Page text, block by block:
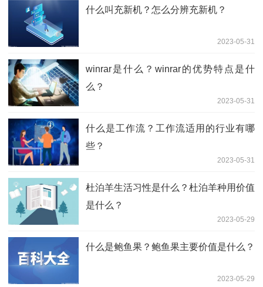
什么叫充新机？怎么分辨充新机？
2023-05-31
winrar是什么？winrar的优势特点是什
么？
2023-05-31
什么是工作流？工作流适用的行业有哪
些？
2023-05-31
杜泊羊生活习性是什么？杜泊羊种用价值
是什么？
2023-05-29
什么是鲍鱼果？鲍鱼果主要价值是什么？
2023-05-29